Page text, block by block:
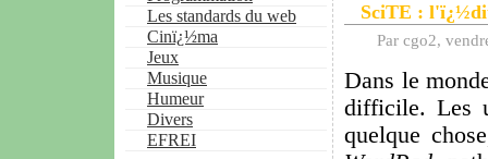
Les standards du web
Cinï¿½ma
Jeux
Musique
Humeur
Divers
EFREI
SciTE :
Par cgo2,
Dans le
difficile. Les
quelque